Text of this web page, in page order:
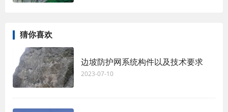
猜你喜欢
边坡防护网系统构件以及技术要求
2023-07-10